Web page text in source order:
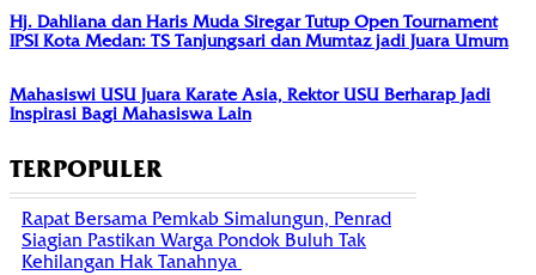
Hj. Dahliana dan Haris Muda Siregar Tutup Open Tournament
IPSI Kota Medan: TS Tanjungsari dan Mumtaz jadi Juara Umum
Mahasiswi USU Juara Karate Asia, Rektor USU Berharap Jadi
Inspirasi Bagi Mahasiswa Lain
TERPOPULER
Rapat Bersama Pemkab Simalungun, Penrad
Siagian Pastikan Warga Pondok Buluh Tak
Kehilangan Hak Tanahnya